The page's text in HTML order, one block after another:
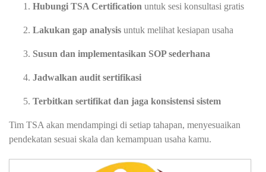
Hubungi TSA Certification untuk sesi konsultasi gratis
Lakukan gap analysis untuk melihat kesiapan usaha
Susun dan implementasikan SOP sederhana
Jadwalkan audit sertifikasi
Terbitkan sertifikat dan jaga konsistensi sistem
Tim TSA akan mendampingi di setiap tahapan, menyesuaikan
pendekatan sesuai skala dan kemampuan usaha kamu.